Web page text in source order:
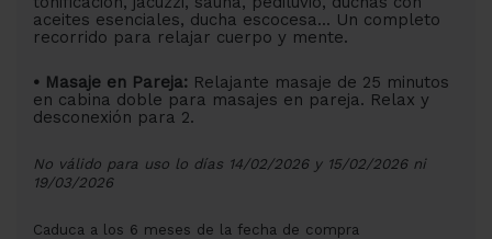
aceites esenciales, ducha escocesa... Un completo
recorrido para relajar cuerpo y mente.
• Masaje en Pareja: Relajante masaje de 25 minutos
en cabina doble para masajes en pareja. Relax y
desconexión para 2.
No válido para uso lo días 14/02/2026 y 15/02/2026 ni
19/03/2026
Caduca a los 6 meses de la fecha de compra